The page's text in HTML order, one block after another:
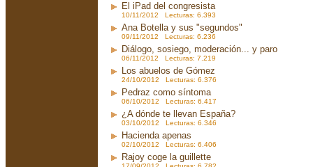
El iPad del congresista
10/11/2012 Lecturas: 6.393
Ana Botella y sus "segundos"
09/11/2012 Lecturas: 6.236
Diálogo, sosiego, moderación... y paro
06/11/2012 Lecturas: 7.219
Los abuelos de Gómez
24/10/2012 Lecturas: 6.376
Pedraz como síntoma
06/10/2012 Lecturas: 6.417
¿A dónde te llevan España?
03/10/2012 Lecturas: 6.346
Hacienda apenas
02/10/2012 Lecturas: 6.406
Rajoy coge la guillette